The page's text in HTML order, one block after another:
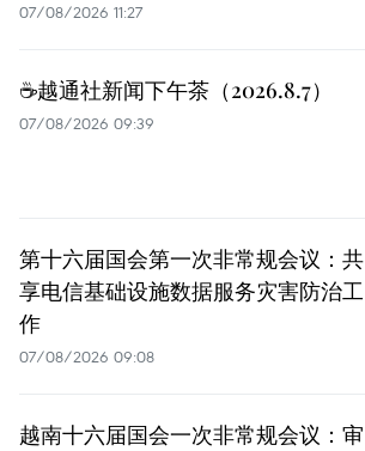
07/08/2026 11:27
☕️越通社新闻下午茶（2026.8.7）
07/08/2026 09:39
第十六届国会第一次非常规会议：共
享电信基础设施数据服务灾害防治工
作
07/08/2026 09:08
越南十六届国会一次非常规会议：审